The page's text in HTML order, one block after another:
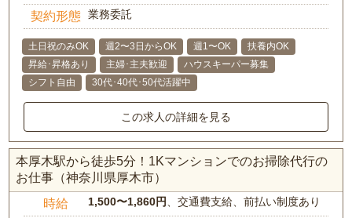
契約形態 業務委託
土日祝のみOK 週2〜3日からOK 週1〜OK
扶養内OK
昇給･昇格あり
主婦･主夫歓迎
ハウスキーパー募集
シフト自由
30代･40代･50代活躍中
この求人の詳細を見る
本厚木駅から徒歩5分！1Kマンションでのお掃除代行の
お仕事（神奈川県厚木市）
時給 1,500〜1,860円 、交通費支給、前払い制度あり